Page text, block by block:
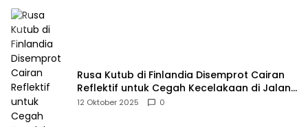
Rusa Kutub di Finlandia Disemprot Cairan
Reflektif untuk Cegah Kecelakaan di Jalan
Raya
12 Oktober 2025 0